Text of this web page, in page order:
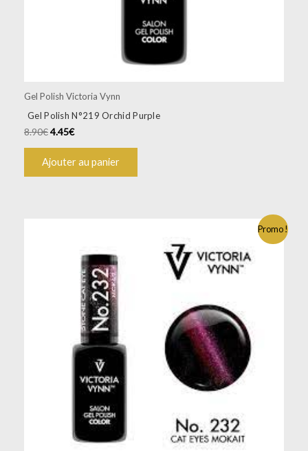
Gel Polish Victoria Vynn
Gel Polish N°219 Orchid Purple
8.90€4.45€
Ajouter au panier
Promo !